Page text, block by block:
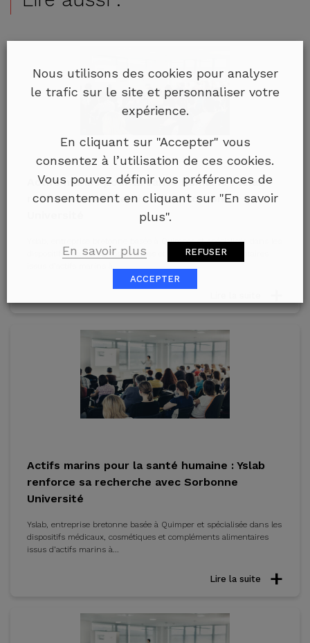
Actifs marins pour la santé humaine : Yslab
renforce sa recherche avec Sorbonne
Yslab, entreprise bretonne basée à Quimper et spécialisée dans les
dispositifs médicaux, cosmétiques et compléments alimentaires
Actifs marins pour la santé humaine : Yslab
renforce sa recherche avec Sorbonne
Université
Yslab, entreprise bretonne basée à Quimper et spécialisée dans les
dispositifs médicaux, cosmétiques et compléments alimentaires
issus d’actifs marins à...
Lire la suite
Nous utilisons des cookies pour analyser
le trafic sur le site et personnaliser votre
expérience.
En cliquant sur "Accepter" vous
consentez à l’utilisation de ces cookies.
Vous pouvez définir vos préférences de
consentement en cliquant sur "En savoir
plus".
En savoir plus REFUSER
ACCEPTER